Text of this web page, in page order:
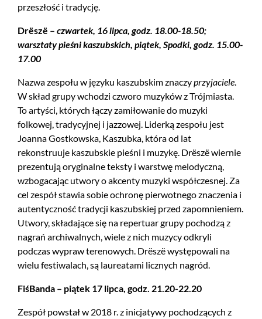
przeszłość i tradycję.
Drëszë – czwartek, 16 lipca, godz. 18.00-18.50;
warsztaty pieśni kaszubskich, piątek, Spodki, godz. 15.00-
17.00
Nazwa zespołu w języku kaszubskim znaczyprzyjaciele
W skład grupy wchodzi czworo muzyków z Trójmiasta.
To artyści, których łączy zamiłowanie do muzyki
folkowej, tradycyjnej i jazzowej. Liderką zespołu jest
Joanna Gostkowska, Kaszubka, która od lat
rekonstruuje kaszubskie pieśni i muzykę. Drëszë wiernie
prezentują oryginalne teksty i warstwę melodyczną,
wzbogacając utwory o akcenty muzyki współczesnej. Za
cel zespół stawia sobie ochronę pierwotnego znaczenia i
autentyczność tradycji kaszubskiej przed zapomnieniem.
Utwory, składające się na repertuar grupy pochodzą z
nagrań archiwalnych, wiele z nich muzycy odkryli
podczas wypraw terenowych. Drëszë występowali na
wielu festiwalach, są laureatami licznych nagród.
FiśBanda – piątek 17 lipca, godz. 21.20-22.20
Zespół powstał w 2018 r. z inicjatywy pochodzących z